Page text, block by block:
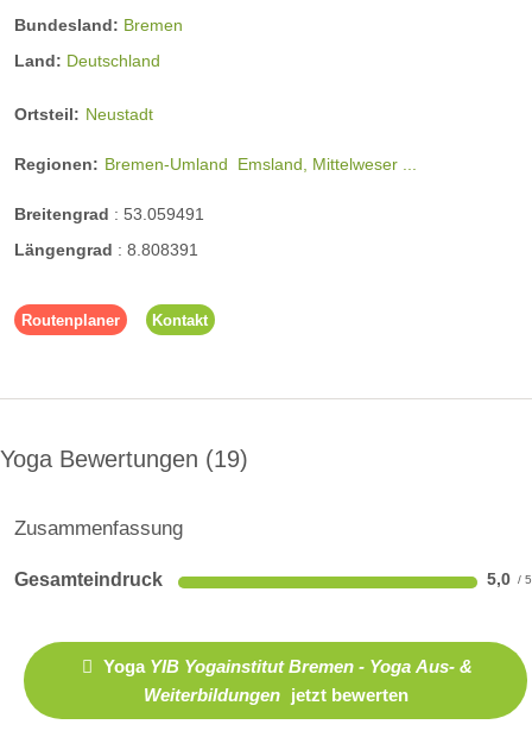
Bundesland: Bremen
Land: Deutschland
Ortsteil: Neustadt
Regionen: Bremen-Umland Emsland, Mittelweser ...
Breitengrad : 53.059491
Längengrad : 8.808391
Routenplaner Kontakt
Yoga Bewertungen 19
Zusammenfassung
Gesamteindruck 5,0
Yoga YIB Yogainstitut Bremen - Yoga Aus- &
Weiterbildungen
jetzt bewerten